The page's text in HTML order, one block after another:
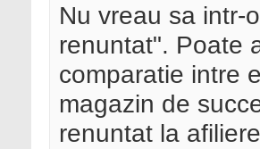
Nu vreau sa intr-
renuntat". Poate
comparatie intre
magazin de
renuntat la